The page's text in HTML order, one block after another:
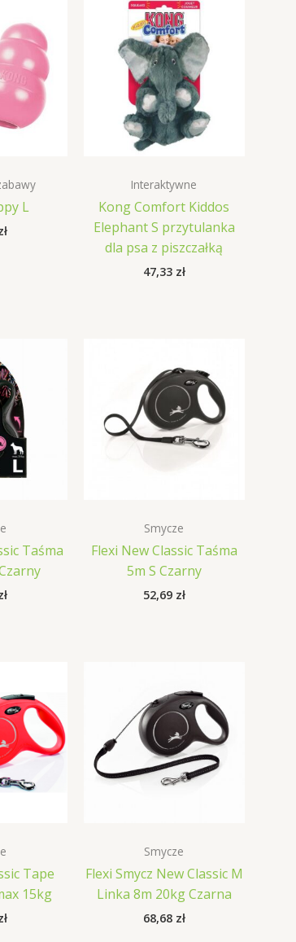
L
Interaktywne
Kong Comfort Kiddos
Elephant S przytulanka
dla psa z piszczałką
47,33 zł
Taśma
Smycze
Flexi New Classic Taśma
5m S Czarny
52,69 zł
Tape
15kg
Smycze
Flexi Smycz New Classic M
Linka 8m 20kg Czarna
68,68 zł